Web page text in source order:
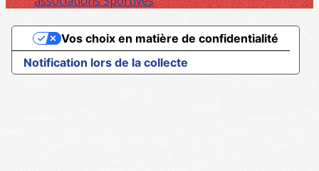
Notification lors de la collecte
Vos choix en matière de confidentialité